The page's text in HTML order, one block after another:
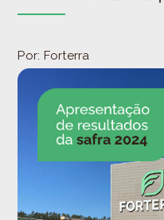
Por: Forterra